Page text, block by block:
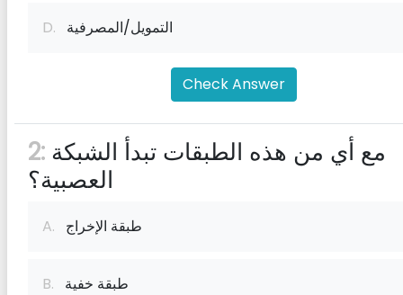
D. التمويل/المصرفية
Check Answer
2:
العصبية؟
A. طبقة الإخراج
B. طبقة خفية